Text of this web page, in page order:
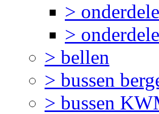
>
>
> bellen
> bussen
> bussen